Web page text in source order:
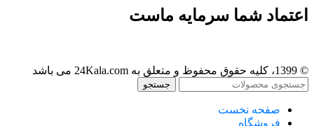
اعتماد شما سرمایه ماست
© 1399، کلیه حقوق محفوظ و متعلق به 24Kala.com می باشد
جستجو
صفحه نخست
فروشگاه